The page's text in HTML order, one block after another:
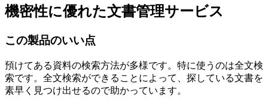
機密性に優れた文書管理サービス
この製品のいい点
預けてある資料の検索方法が多様です。特に使うのは全文検
索です。全文検索ができることによって、探している文書を
素早く見つけ出せるので助かっています。